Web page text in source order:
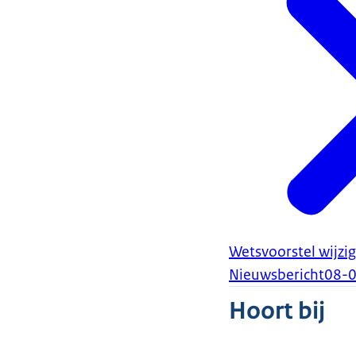
komt ook een
zien dat de
geweld
deze week
India was in
ook met de
Conny
bijzonder
geeft op
zijn
geven aan
dan treffen
Wetsvoorstel
Nieuwsbericht08-
Hoort bij